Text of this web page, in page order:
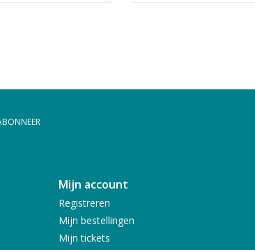
Mijn account
Registreren
Mijn bestellingen
Mijn tickets